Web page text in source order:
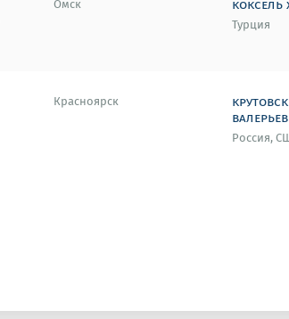
Омск
Турция
Красноярск
Россия,